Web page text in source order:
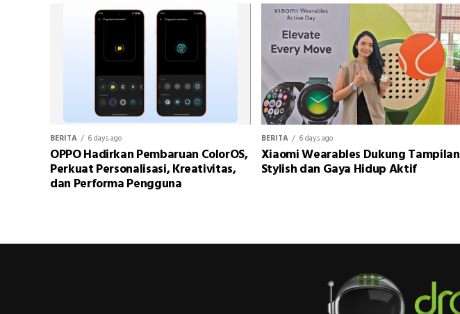
BERITA 6 days ago
OPPO Hadirkan Pembaruan ColorOS,
Perkuat Personalisasi, Kreativitas,
dan Performa Pengguna
BERITA 6 days ago
Xiaomi Wearables Dukung Tampilan
Stylish dan Gaya Hidup Aktif